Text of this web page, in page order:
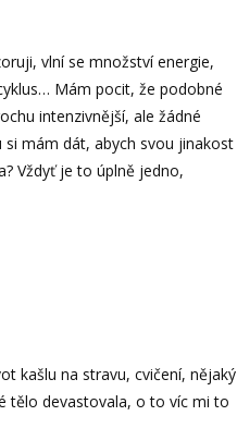
vlní se množství energie,
Mám pocit, že podobné
intenzivnější, ale žádné
si mám dát, abych svou jinakost
Vždyť je to úplně jedno,
kašlu na stravu, cvičení, nějaký
tělo devastovala, o to víc mi to